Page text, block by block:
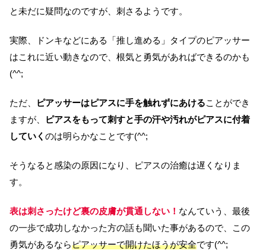
と未だに疑問なのですが、刺さるようです。
実際、ドンキなどにある「推し進める」タイプのピアッサー
はこれに近い動きなので、根気と勇気があればできるのかも
(^^;
ただ、 ピアッサーはピアスに手を触れずにあけることができ
ますが、
ピアスをもって刺すと手の汗や汚れがピアスに付着
していく のは明らかなことです(^^;
そうなると感染の原因になり、ピアスの治癒は遅くなりま
す。
表は刺さったけど裏の皮膚が貫通しない！ なんていう、最後
の一歩で成功しなかった方の話も聞いた事があるので、この
勇気があるならピアッサーで開けたほうが安全です(^^;